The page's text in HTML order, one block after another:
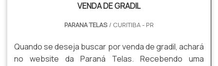
VENDA DE GRADIL
PARANA TELAS / CURITIBA - PR
Quando se deseja buscar por venda de gradil, achará
no website da Paraná Telas. Recebendo uma